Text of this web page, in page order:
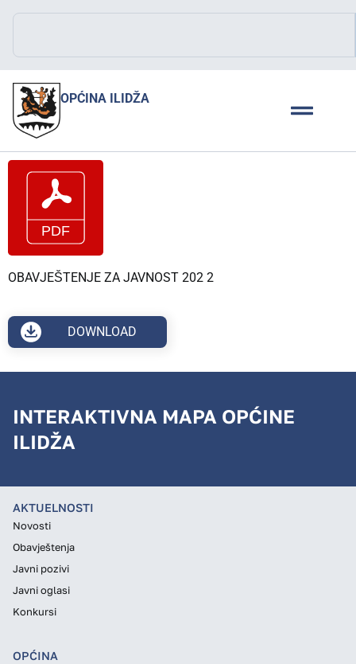
OPĆINA ILIDŽA
OBAVJEŠTENJE ZA JAVNOST 202 2
DOWNLOAD
INTERAKTIVNA MAPA OPĆINE
ILIDŽA
AKTUELNOSTI
Novosti
Obavještenja
Javni pozivi
Javni oglasi
Konkursi
OPĆINA